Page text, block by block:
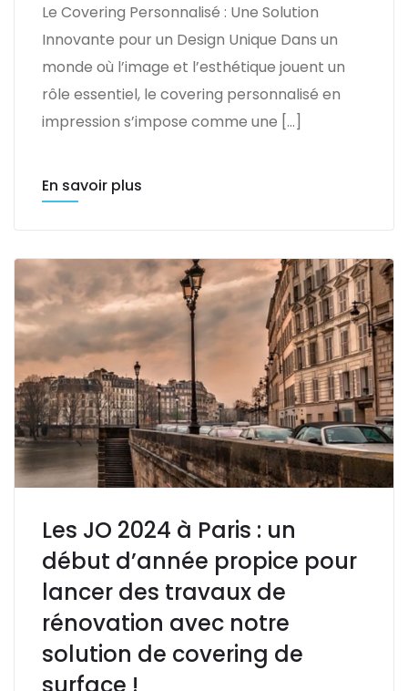
Le Covering Personnalisé : Une Solution
Innovante pour un Design Unique Dans un
monde où l’image et l’esthétique jouent un
rôle essentiel, le covering personnalisé en
impression s’impose comme une […]
En savoir plus
Les JO 2024 à Paris : un
début d’année propice pour
lancer des travaux de
rénovation avec notre
solution de covering de